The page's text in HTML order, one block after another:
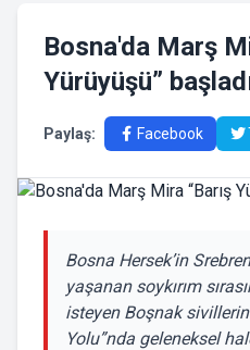
Bosna'da Marş
Yürüyüşü”
Paylaş: Facebook
Bosna Hersek’in
yaşanan soykırım
isteyen Boşnak sivillerin
Yolu”nda geleneksel